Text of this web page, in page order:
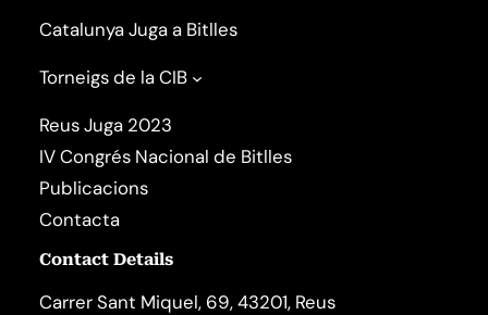
Catalunya Juga a Bitlles
Torneigs de la CIB
Reus Juga 2023
IV Congrés Nacional de Bitlles
Publicacions
Contacta
Contact Details
Carrer Sant Miquel, 69, 43201, Reus